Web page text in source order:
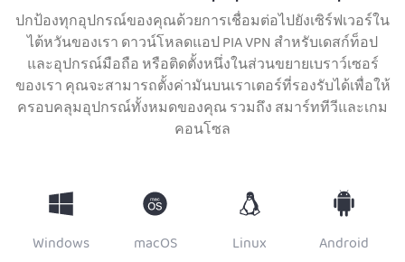
ปกป้องทุกอุปกรณ์ของคุณด้วยการเชื่อมต่อไปยังเซิร์ฟเวอร์ใน
ไต้หวันของเรา ดาวน์โหลดแอป PIA VPN สำหรับเดสก์ท็อป
และอุปกรณ์มือถือ หรือติดตั้งหนึ่งในส่วนขยายเบราว์เซอร์
ของเรา คุณจะสามารถตั้งค่ามันบนเราเตอร์ที่รองรับได้เพื่อให้
ครอบคลุมอุปกรณ์ทั้งหมดของคุณ รวมถึง สมาร์ททีวีและเกม
คอนโซล
Windows macOS Linux Android